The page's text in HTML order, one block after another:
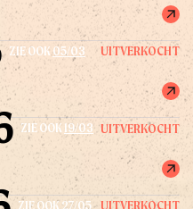
UITVERKOCHT
ZIE OOK05/03
UITVERKOCHT
ZIE OOK19/03
UITVERKOCHT
ZIE OOK27/05